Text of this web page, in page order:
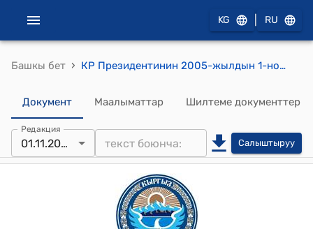
KG RU
Башкы бет › КР Президентинин 2005-жылдын 1-ноябрындагы ПЖ № 504 "А.Ж.Жумагулов жөнүндө" Жарлыгы
Документ Маалыматтар Шилтеме документтер
Редакция
01.11.2005 Салыштыруу